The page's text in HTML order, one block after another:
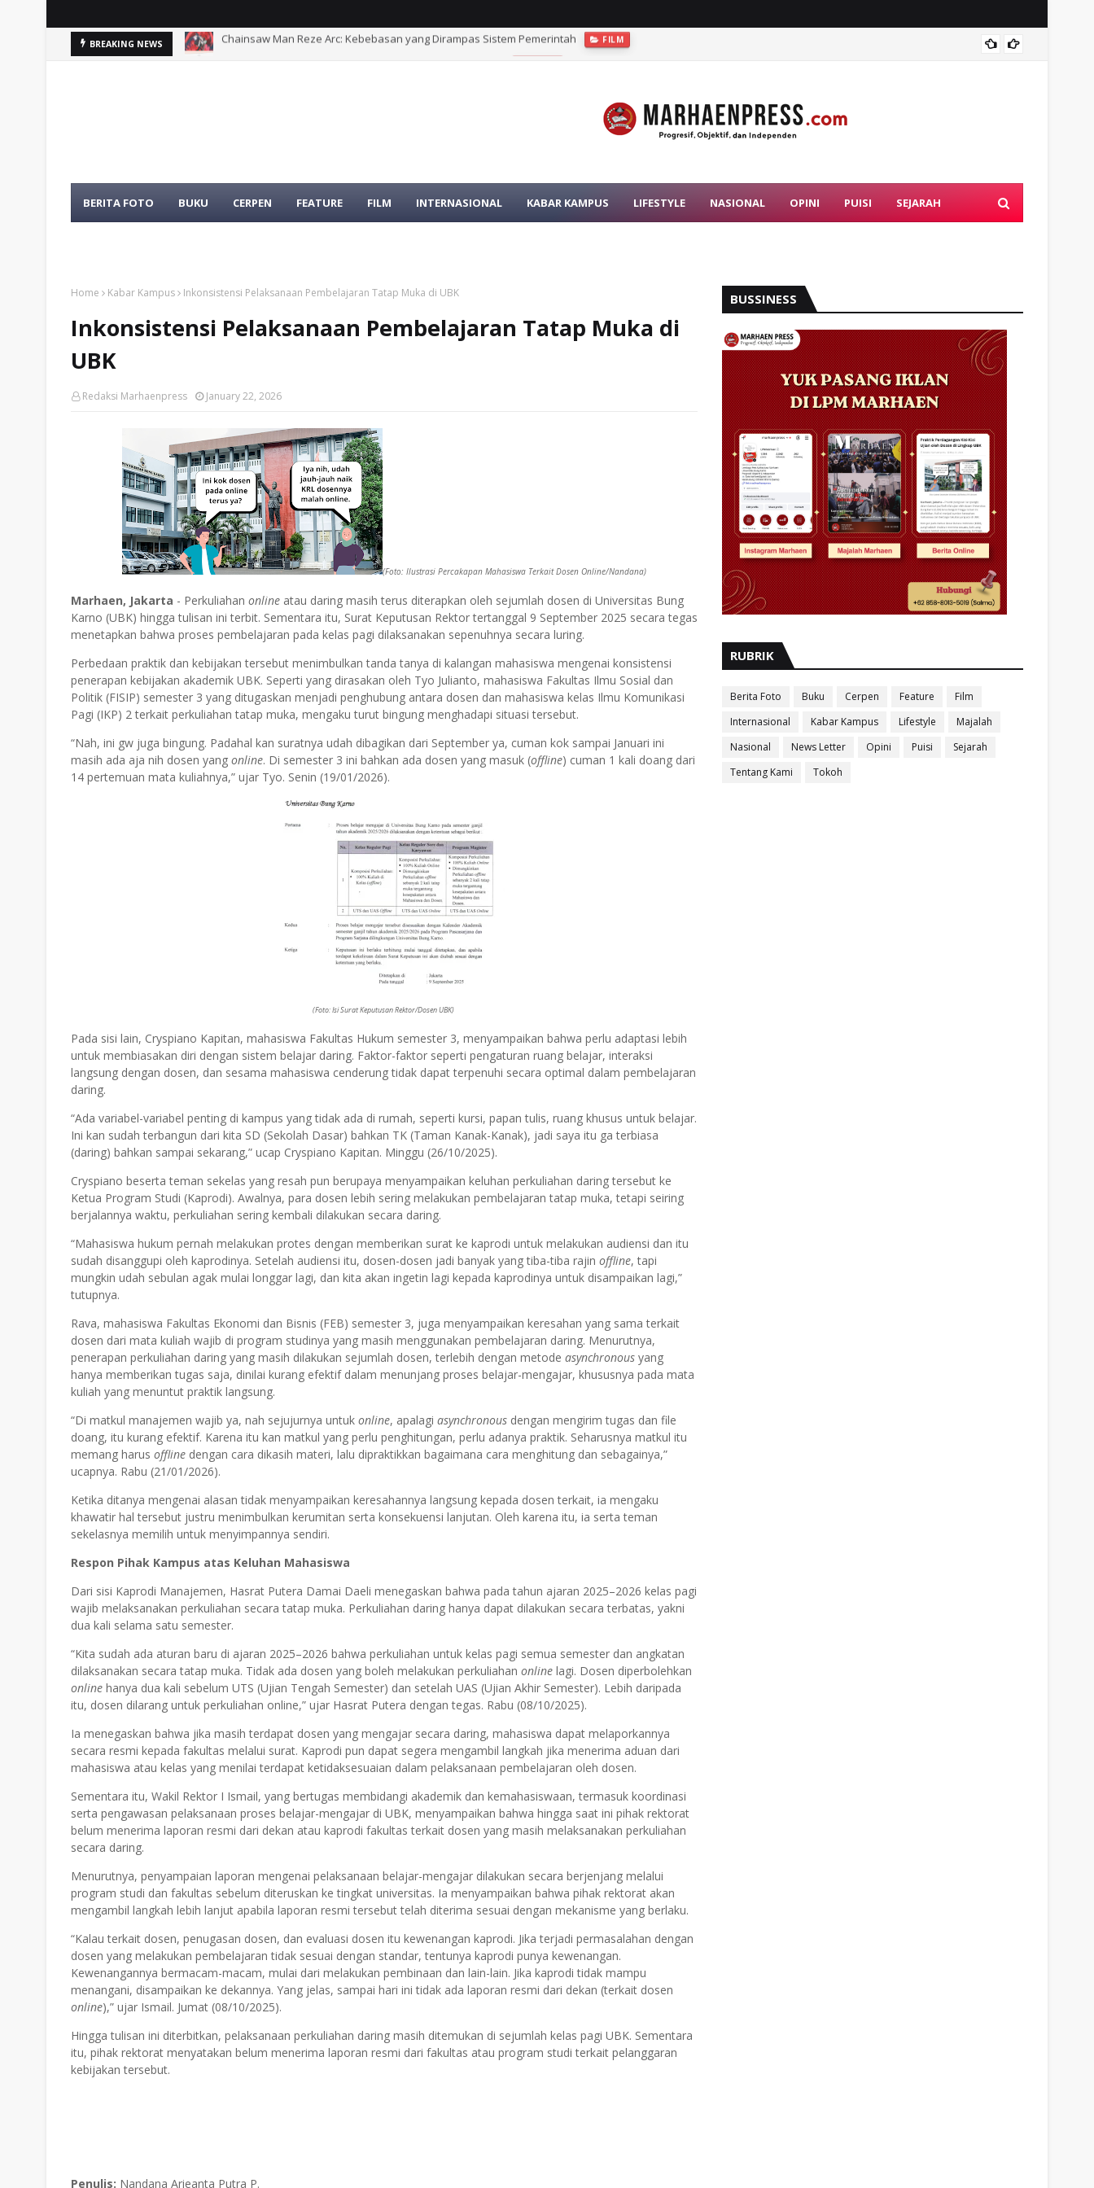
BREAKING NEWS Problematika Pelibatan Aparat dalam Pengawasan Pajak OPINI
BERITA FOTO BUKU CERPEN FEATURE FILM INTERNASIONAL KABAR KAMPUS LIFESTYLE NASIONAL OPINI PUISI SEJARAH
Home Kabar Kampus Inkonsistensi Pelaksanaan Pembelajaran Tatap Muka di UBK
Inkonsistensi Pelaksanaan Pembelajaran Tatap Muka di
UBK
Redaksi Marhaenpress January 22, 2026
(Foto: Ilustrasi Percakapan Mahasiswa Terkait Dosen Online/Nandana)
Marhaen, Jakarta - Perkuliahan online atau daring masih terus diterapkan oleh sejumlah dosen di Universitas Bung
Karno (UBK) hingga tulisan ini terbit. Sementara itu, Surat Keputusan Rektor tertanggal 9 September 2025 secara tegas
menetapkan bahwa proses pembelajaran pada kelas pagi dilaksanakan sepenuhnya secara luring.
Perbedaan praktik dan kebijakan tersebut menimbulkan tanda tanya di kalangan mahasiswa mengenai konsistensi
penerapan kebijakan akademik UBK. Seperti yang dirasakan oleh Tyo Julianto, mahasiswa Fakultas Ilmu Sosial dan
Politik (FISIP) semester 3 yang ditugaskan menjadi penghubung antara dosen dan mahasiswa kelas Ilmu Komunikasi
Pagi (IKP) 2 terkait perkuliahan tatap muka, mengaku turut bingung menghadapi situasi tersebut.
“Nah, ini gw juga bingung. Padahal kan suratnya udah dibagikan dari September ya, cuman kok sampai Januari ini
masih ada aja nih dosen yang online. Di semester 3 ini bahkan ada dosen yang masuk (offline) cuman 1 kali doang dari
14 pertemuan mata kuliahnya,” ujar Tyo. Senin (19/01/2026).
(Foto: Isi Surat Keputusan Rektor/Dosen UBK)
Pada sisi lain, Cryspiano Kapitan, mahasiswa Fakultas Hukum semester 3, menyampaikan bahwa perlu adaptasi lebih
untuk membiasakan diri dengan sistem belajar daring. Faktor-faktor seperti pengaturan ruang belajar, interaksi
langsung dengan dosen, dan sesama mahasiswa cenderung tidak dapat terpenuhi secara optimal dalam pembelajaran
daring.
“Ada variabel-variabel penting di kampus yang tidak ada di rumah, seperti kursi, papan tulis, ruang khusus untuk belajar.
Ini kan sudah terbangun dari kita SD (Sekolah Dasar) bahkan TK (Taman Kanak-Kanak), jadi saya itu ga terbiasa
(daring) bahkan sampai sekarang,” ucap Cryspiano Kapitan. Minggu (26/10/2025).
Cryspiano beserta teman sekelas yang resah pun berupaya menyampaikan keluhan perkuliahan daring tersebut ke
Ketua Program Studi (Kaprodi). Awalnya, para dosen lebih sering melakukan pembelajaran tatap muka, tetapi seiring
berjalannya waktu, perkuliahan sering kembali dilakukan secara daring.
“Mahasiswa hukum pernah melakukan protes dengan memberikan surat ke kaprodi untuk melakukan audiensi dan itu
sudah disanggupi oleh kaprodinya. Setelah audiensi itu, dosen-dosen jadi banyak yang tiba-tiba rajin offline, tapi
mungkin udah sebulan agak mulai longgar lagi, dan kita akan ingetin lagi kepada kaprodinya untuk disampaikan lagi,”
tutupnya.
Rava, mahasiswa Fakultas Ekonomi dan Bisnis (FEB) semester 3, juga menyampaikan keresahan yang sama terkait
dosen dari mata kuliah wajib di program studinya yang masih menggunakan pembelajaran daring. Menurutnya,
penerapan perkuliahan daring yang masih dilakukan sejumlah dosen, terlebih dengan metode asynchronous yang
hanya memberikan tugas saja, dinilai kurang efektif dalam menunjang proses belajar-mengajar, khususnya pada mata
kuliah yang menuntut praktik langsung.
“Di matkul manajemen wajib ya, nah sejujurnya untuk online, apalagi asynchronous dengan mengirim tugas dan file
doang, itu kurang efektif. Karena itu kan matkul yang perlu penghitungan, perlu adanya praktik. Seharusnya matkul itu
memang harus offline dengan cara dikasih materi, lalu dipraktikkan bagaimana cara menghitung dan sebagainya,”
ucapnya. Rabu (21/01/2026).
Ketika ditanya mengenai alasan tidak menyampaikan keresahannya langsung kepada dosen terkait, ia mengaku
khawatir hal tersebut justru menimbulkan kerumitan serta konsekuensi lanjutan. Oleh karena itu, ia serta teman
sekelasnya memilih untuk menyimpannya sendiri.
Respon Pihak Kampus atas Keluhan Mahasiswa
Dari sisi Kaprodi Manajemen, Hasrat Putera Damai Daeli menegaskan bahwa pada tahun ajaran 2025–2026 kelas pagi
wajib melaksanakan perkuliahan secara tatap muka. Perkuliahan daring hanya dapat dilakukan secara terbatas, yakni
dua kali selama satu semester.
“Kita sudah ada aturan baru di ajaran 2025–2026 bahwa perkuliahan untuk kelas pagi semua semester dan angkatan
dilaksanakan secara tatap muka. Tidak ada dosen yang boleh melakukan perkuliahan online lagi. Dosen diperbolehkan
online hanya dua kali sebelum UTS (Ujian Tengah Semester) dan setelah UAS (Ujian Akhir Semester). Lebih daripada
itu, dosen dilarang untuk perkuliahan online,” ujar Hasrat Putera dengan tegas. Rabu (08/10/2025).
Ia menegaskan bahwa jika masih terdapat dosen yang mengajar secara daring, mahasiswa dapat melaporkannya
secara resmi kepada fakultas melalui surat. Kaprodi pun dapat segera mengambil langkah jika menerima aduan dari
mahasiswa atau kelas yang menilai terdapat ketidaksesuaian dalam pelaksanaan pembelajaran oleh dosen.
Sementara itu, Wakil Rektor I Ismail, yang bertugas membidangi akademik dan kemahasiswaan, termasuk koordinasi
serta pengawasan pelaksanaan proses belajar-mengajar di UBK, menyampaikan bahwa hingga saat ini pihak rektorat
belum menerima laporan resmi dari dekan atau kaprodi fakultas terkait dosen yang masih melaksanakan perkuliahan
secara daring.
Menurutnya, penyampaian laporan mengenai pelaksanaan belajar-mengajar dilakukan secara berjenjang melalui
program studi dan fakultas sebelum diteruskan ke tingkat universitas. Ia menyampaikan bahwa pihak rektorat akan
mengambil langkah lebih lanjut apabila laporan resmi tersebut telah diterima sesuai dengan mekanisme yang berlaku.
“Kalau terkait dosen, penugasan dosen, dan evaluasi dosen itu kewenangan kaprodi. Jika terjadi permasalahan dengan
dosen yang melakukan pembelajaran tidak sesuai dengan standar, tentunya kaprodi punya kewenangan.
Kewenangannya bermacam-macam, mulai dari melakukan pembinaan dan lain-lain. Jika kaprodi tidak mampu
menangani, disampaikan ke dekannya. Yang jelas, sampai hari ini tidak ada laporan resmi dari dekan (terkait dosen
online),” ujar Ismail. Jumat (08/10/2025).
Hingga tulisan ini diterbitkan, pelaksanaan perkuliahan daring masih ditemukan di sejumlah kelas pagi UBK. Sementara
itu, pihak rektorat menyatakan belum menerima laporan resmi dari fakultas atau program studi terkait pelanggaran
kebijakan tersebut.
Penulis: Nandana Arieanta Putra P.
BUSSINESS
RUBRIK
Berita Foto Buku Cerpen Feature
Film
Internasional
Kabar Kampus Lifestyle
Majalah
Nasional
News Letter Opini Puisi
Sejarah
Tentang Kami
Tokoh